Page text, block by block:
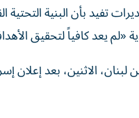
تفيد بأن البنية
يعد كافياً لتحقيق
الاثنين، بعد إعلان